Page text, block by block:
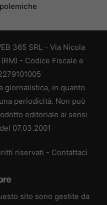
365 SRL - Via Nicola
- Codice Fiscale e
giornalistica, in quanto
periodicità. Non può
editoriale ai sensi
07.03.2001
riservati - Contattaci
sito sono gestite da